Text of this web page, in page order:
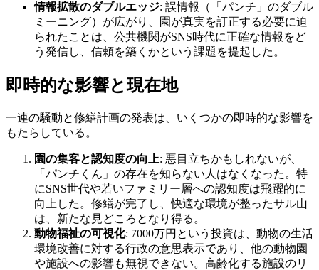
情報拡散のダブルエッジ: 誤情報（「パンチ」のダブル
ミーニング）が広がり、園が真実を訂正する必要に迫
られたことは、公共機関がSNS時代に正確な情報をど
う発信し、信頼を築くかという課題を提起した。
即時的な影響と現在地
一連の騒動と修繕計画の発表は、いくつかの即時的な影響を
もたらしている。
園の集客と認知度の向上: 悪目立ちかもしれないが、
「パンチくん」の存在を知らない人はなくなった。特
にSNS世代や若いファミリー層への認知度は飛躍的に
向上した。修繕が完了し、快適な環境が整ったサル山
は、新たな見どころとなり得る。
動物福祉の可視化: 7000万円という投資は、動物の生活
環境改善に対する行政の意思表示であり、他の動物園
や施設への影響も無視できない。高齢化する施設のリ